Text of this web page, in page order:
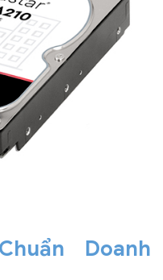
Doanh